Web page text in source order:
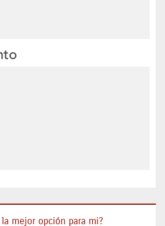
la mejor opción para mi?